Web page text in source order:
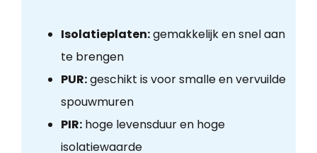
Isolatieplaten:gemakkelijk en snel aan
te brengen
PUR:geschikt is voor smalle en vervuilde
spouwmuren
PIR:hoge levensduur en hoge
isolatiewaarde